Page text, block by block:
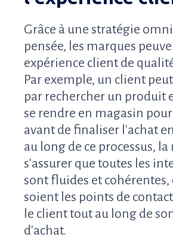
Grâce à une stratégie
pensée, les marques
expérience client de
Par exemple, un client
par rechercher un produit
se rendre en magasin
avant de finaliser l'achat
au long de ce processus,
s'assurer que toutes les
sont fluides et cohérentes,
soient les points de
le client tout au long de
d'achat.